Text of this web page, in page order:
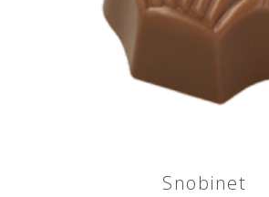
Snobinet